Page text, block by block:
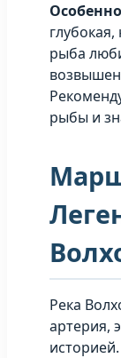
рыба
рыбы и
Река
артерия,